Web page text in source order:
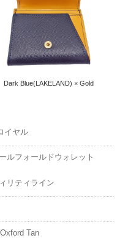
Dark Blue(LAKELAND) × Gold
イヤル
ルフォールドウォレット
リティライン
Tan